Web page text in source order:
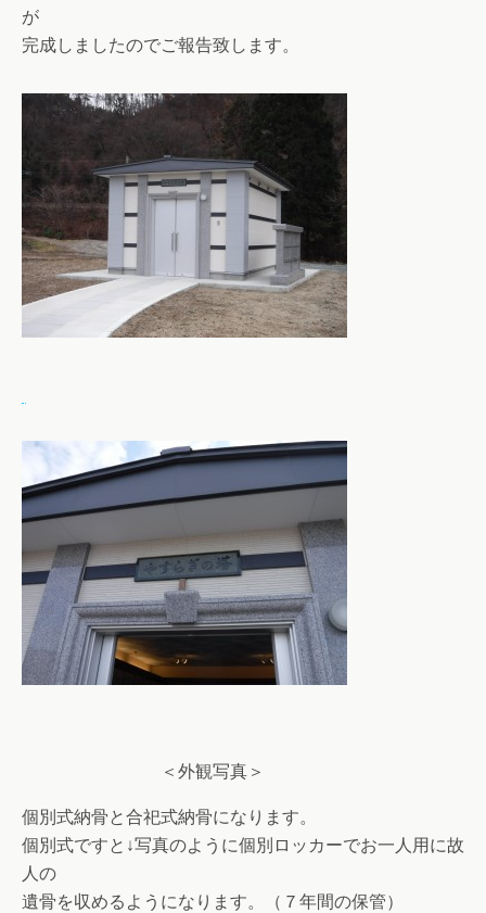
が
完成しましたのでご報告致します。
＜外観写真＞
個別式納骨と合祀式納骨になります。
個別式ですと↓写真のように個別ロッカーでお一人用に故
人の
遺骨を収めるようになります。（７年間の保管）